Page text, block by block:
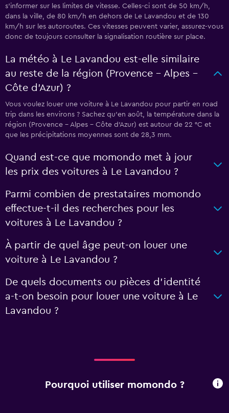
s’informer sur les limites de vitesse. Celles-ci sont de 50 km/h,
dans la ville, de 80 km/h en dehors de Le Lavandou et de 130
km/h sur les autoroutes. Ces vitesses peuvent varier, assurez-vous
donc de toujours consulter la signalisation routière sur place.
La météo à Le Lavandou est-elle similaire
au reste de la région (Provence - Alpes -
Côte d'Azur) ?
Vous voulez louer une voiture à Le Lavandou pour partir en road
trip dans les environs ? Sachez qu’en août, la température dans la
région (Provence - Alpes - Côte d'Azur) est autour de 22 °C et
que les précipitations moyennes sont de 28,3 mm.
Quand est-ce que momondo met à jour
les prix des voitures à Le Lavandou ?
Parmi combien de prestataires momondo
effectue-t-il des recherches pour les
voitures à Le Lavandou ?
À partir de quel âge peut-on louer une
voiture à Le Lavandou ?
De quels documents ou pièces d'identité
a-t-on besoin pour louer une voiture à Le
Lavandou ?
Pourquoi utiliser momondo ?